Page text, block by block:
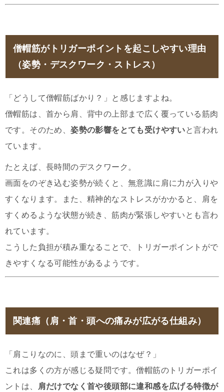
僧帽筋がトリガーポイントを起こしやすい理由
（姿勢・デスクワーク・ストレス）
「どうして僧帽筋ばかり？」と感じますよね。
僧帽筋は、首から肩、背中の上部まで広く覆っている筋肉
です。そのため、姿勢の影響をとても受けやすいと言われ
ています。
たとえば、長時間のデスクワーク。
画面をのぞき込む姿勢が続くと、無意識に肩に力が入りや
すくなります。また、精神的なストレスがかかると、肩を
すくめるような状態が続き、筋肉が緊張しやすいとも言わ
れています。
こうした負担が積み重なることで、トリガーポイントがで
きやすくなる可能性があるようです。
関連痛（肩・首・頭への痛みが広がる仕組み）
「肩こりなのに、頭まで重いのはなぜ？」
これは多くの方が感じる疑問です。僧帽筋のトリガーポイ
ントは、
肩だけでなく首や後頭部に違和感を広げる特徴が